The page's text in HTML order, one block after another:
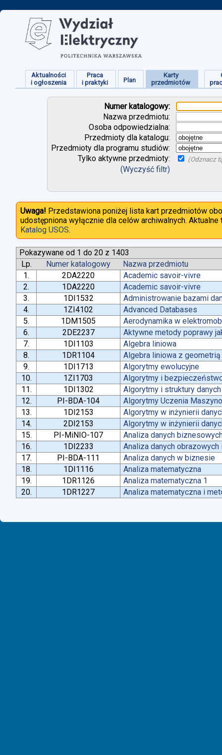
Aktualności
i ogłoszenia
Praca
i praktyki
Plan
Karty
przedmiotów
Numer katalogowy:
Nazwa przedmiotu:
Osoba odpowiedzialna:
Przedmioty dla katalogu:
Przedmioty dla programu studiów:
Tylko aktywne przedmioty:
(Odznacz
(Wyczyść filtr)
Uwaga! Przedstawiona poniżej lista kart przedmiotów
udostępniona wyłącznie dla celów archiwalnych.
Katalog USOS.
Pokazywane od 1 do 20 z 1403
Lp.
Numer katalogowy
Nazwa przedmiotu
1.
2DA2220
Academic savoir-vivre
2.
1DA2220
Academic savoir-vivre
3.
1DI1532
Administrowanie bazami
4.
1ZI4102
Advanced Databases
5.
1DM1505
Aerodynamika w
6.
2DE2237
Aktywne metody poprawy
7.
1DI1103
Algebra liniowa
8.
1DR1104
Algebra liniowa z geometrią
9.
1DI1713
Algorytmy ewolucyjne
10.
1ZI1703
Algorytmy i
11.
1DI1302
Algorytmy i struktury danych
12.
PI-BDA-104
Algorytmy Uczenia
13.
1DI2153
Algorytmy w inżynierii
14.
2DI2153
Algorytmy w inżynierii
15.
PI-MiNIO-107
Analiza danych
16.
1DI2233
Analiza danych
17.
PI-BDA-111
Analiza danych w biznesie
18.
1DI1116
Analiza matematyczna
19.
1DR1126
Analiza matematyczna 1
20.
1DR1227 Analiza matematyczna i